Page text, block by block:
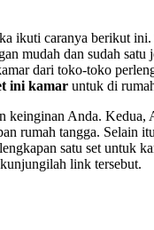
ikuti caranya berikut
mudah dan sudah
dari toko-toko
ini kamar untuk di
keinginan Anda.
rumah tangga. Selain
satu set untuk
link tersebut.